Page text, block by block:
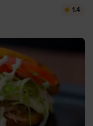
1.4